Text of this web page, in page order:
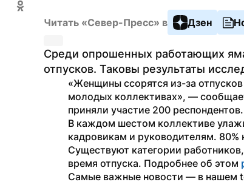
Читать «Север-Пресс» в Дзен
Среди опрошенных работающих
отпусков. Таковы результаты
«Женщины ссорятся из-за
молодых коллективах», —
приняли участие 200 респондентов.
В каждом шестом коллективе
кадровикам и руководителям. 80%
Существуют категории
время отпуска. Подробнее об этом
Самые важные новости — в нашем